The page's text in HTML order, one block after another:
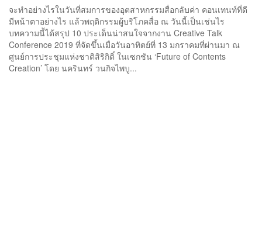
จะทำอย่างไรในวันที่สมการของอุตสาหกรรมสื่อกลับค่า คอนเทนท์ที่ดี
มีหน้าตาอย่างไร แล้วพฤติกรรมผู้บริโภคสื่อ ณ วันนี้เป็นเช่นไร
บทความนี้ได้สรุป 10 ประเด็นน่าสนใจจากงาน Creative Talk
Conference 2019 ที่จัดขึ้นเมื่อวันอาทิตย์ที่ 13 มกราคมที่ผ่านมา ณ
ศูนย์การประชุมแห่งชาติสิริกิติ์ ในเซกชัน ‘Future of Contents
Creation’ โดย นครินทร์ วนกิจไพบู...